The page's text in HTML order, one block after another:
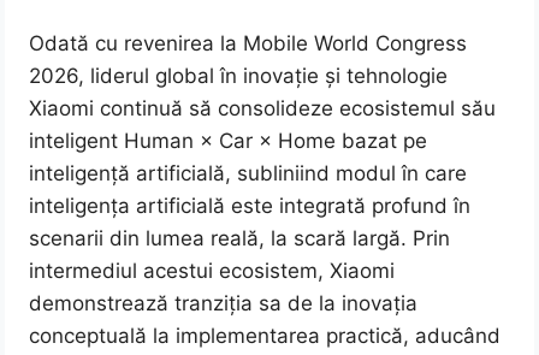
Odată cu revenirea la Mobile World Congress
2026, liderul global în inovație și tehnologie
Xiaomi continuă să consolideze ecosistemul său
inteligent Human × Car × Home bazat pe
inteligență artificială, subliniind modul în care
inteligența artificială este integrată profund în
scenarii din lumea reală, la scară largă. Prin
intermediul acestui ecosistem, Xiaomi
demonstrează tranziția sa de la inovația
conceptuală la implementarea practică, aducând